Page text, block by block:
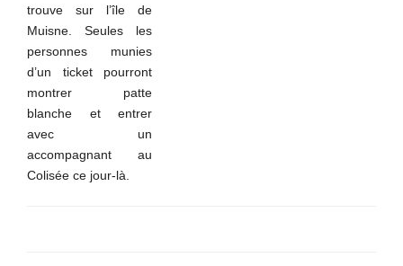
trouvesur l’île de
Muisne.Seules les
personnes munies
d’un ticket pourront
montrer patte
blanche et entrer
avec un
accompagnant au
Colisée ce jour-là.